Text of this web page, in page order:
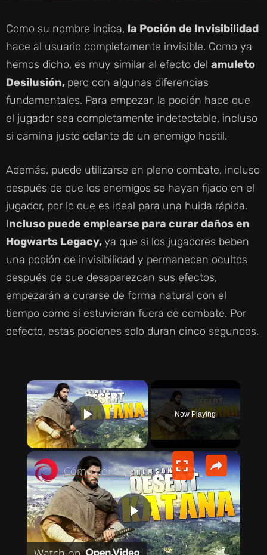
Como su nombre indica, la Poción de Invisibilidad
hace al usuario completamente invisible. Como ya
hemos dicho, es muy similar al efecto del amuleto
Desilusión, pero con algunas diferencias
fundamentales. Para empezar, la poción hace que
el jugador sea completamente indetectable, incluso
si camina justo delante de un enemigo hostil.
Además, puede utilizarse en pleno combate, incluso
después de que los enemigos se hayan fijado en el
jugador, por lo que es ideal para una huida rápida.
Incluso puede emplearse para curar daños en
Hogwarts Legacy,ya que si los jugadores beben
una poción de invisibilidad y permanecen ocultos
después de que desaparezcan sus efectos,
empezarán a curarse de forma natural con el
tiempo como si estuvieran fuera de combate. Por
defecto, estas pociones solo duran cinco segundos.
×
PLAY VIDEO
Now Playing
×
P
Cómo conseguir una KATANA en Crimson Desert | Espada Hwando